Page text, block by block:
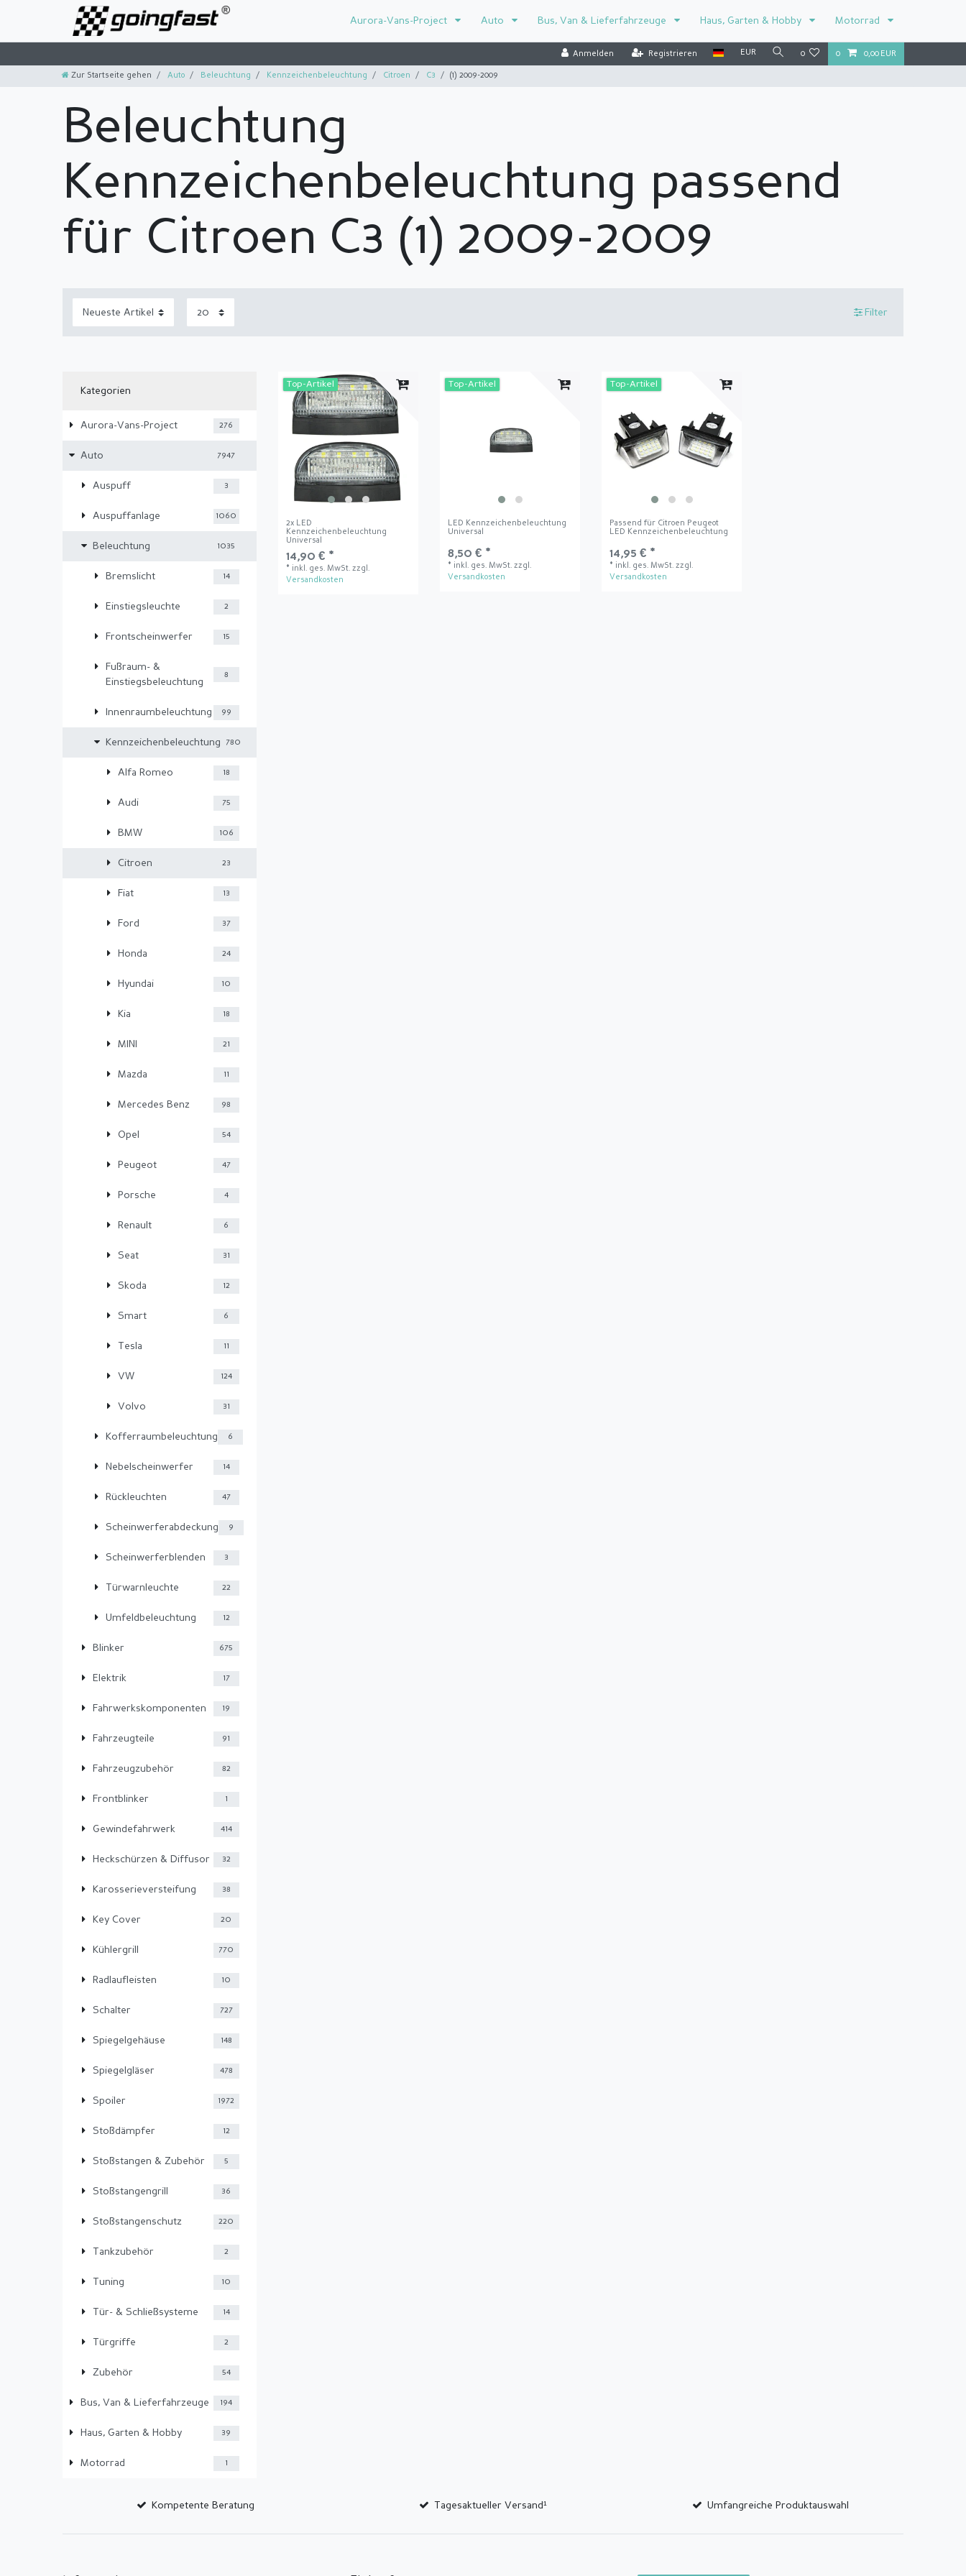
Aurora-Vans-Project Auto Bus, Van & Lieferfahrzeuge Haus, Garten & Hobby Motorrad
Anmelden Registrieren EUR 0 0 0,00 EUR
Zur Startseite gehen Auto Beleuchtung Kennzeichenbeleuchtung Citroen C3 (1) 2009-2009
Beleuchtung
Kennzeichenbeleuchtung passend
für Citroen C3 (1) 2009-2009
Filter
Kategorien
Aurora-Vans-Project 276
Auto 7947
Auspuff 3
Auspuffanlage 1060
Beleuchtung 1035
Bremslicht 14
Einstiegsleuchte 2
Frontscheinwerfer 15
Fußraum- &
Einstiegsbeleuchtung
8
Innenraumbeleuchtung 99
Kennzeichenbeleuchtung 780
Alfa Romeo 18
Audi 75
BMW 106
Citroen 23
Fiat 13
Ford 37
Honda 24
Hyundai 10
Kia 18
MINI 21
Mazda 11
Mercedes Benz 98
Opel 54
Peugeot 47
Porsche 4
Renault 6
Seat 31
Skoda 12
Smart 6
Tesla 11
VW 124
Volvo 31
Kofferraumbeleuchtung 6
Nebelscheinwerfer 14
Rückleuchten 47
Scheinwerferabdeckung 9
Scheinwerferblenden 3
Türwarnleuchte 22
Umfeldbeleuchtung 12
Blinker 675
Elektrik 17
Fahrwerkskomponenten 19
Fahrzeugteile 91
Fahrzeugzubehör 82
Frontblinker 1
Gewindefahrwerk 414
Heckschürzen & Diffusor 32
Karosserieversteifung 38
Key Cover 20
Kühlergrill 770
Radlaufleisten 10
Schalter 727
Spiegelgehäuse 148
Spiegelgläser 478
Spoiler 1972
Stoßdämpfer 12
Stoßstangen & Zubehör 5
Stoßstangengrill 36
Stoßstangenschutz 220
Tankzubehör 2
Tuning 10
Tür- & Schließsysteme 14
Türgriffe 2
Zubehör 54
Bus, Van & Lieferfahrzeuge 194
Haus, Garten & Hobby 39
Motorrad 1
Top-Artikel
2x LED
Kennzeichenbeleuchtung
Universal
14,90 € *
* inkl. ges. MwSt. zzgl.
Versandkosten
Top-Artikel
LED Kennzeichenbeleuchtung
Universal
8,50 € *
* inkl. ges. MwSt. zzgl.
Versandkosten
Top-Artikel
Passend für Citroen Peugeot
LED Kennzeichenbeleuchtung
14,95 € *
* inkl. ges. MwSt. zzgl.
Versandkosten
Kompetente Beratung Tagesaktueller Versand¹ Umfangreiche Produktauswahl